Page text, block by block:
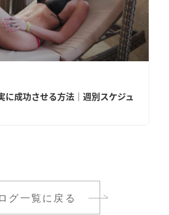
に成功させる方法｜週別スケジュ
グ一覧に戻る